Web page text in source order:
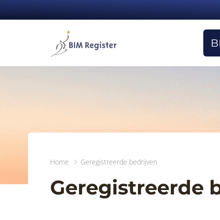
Home Geregistreerde bedrijven
Geregistreerde